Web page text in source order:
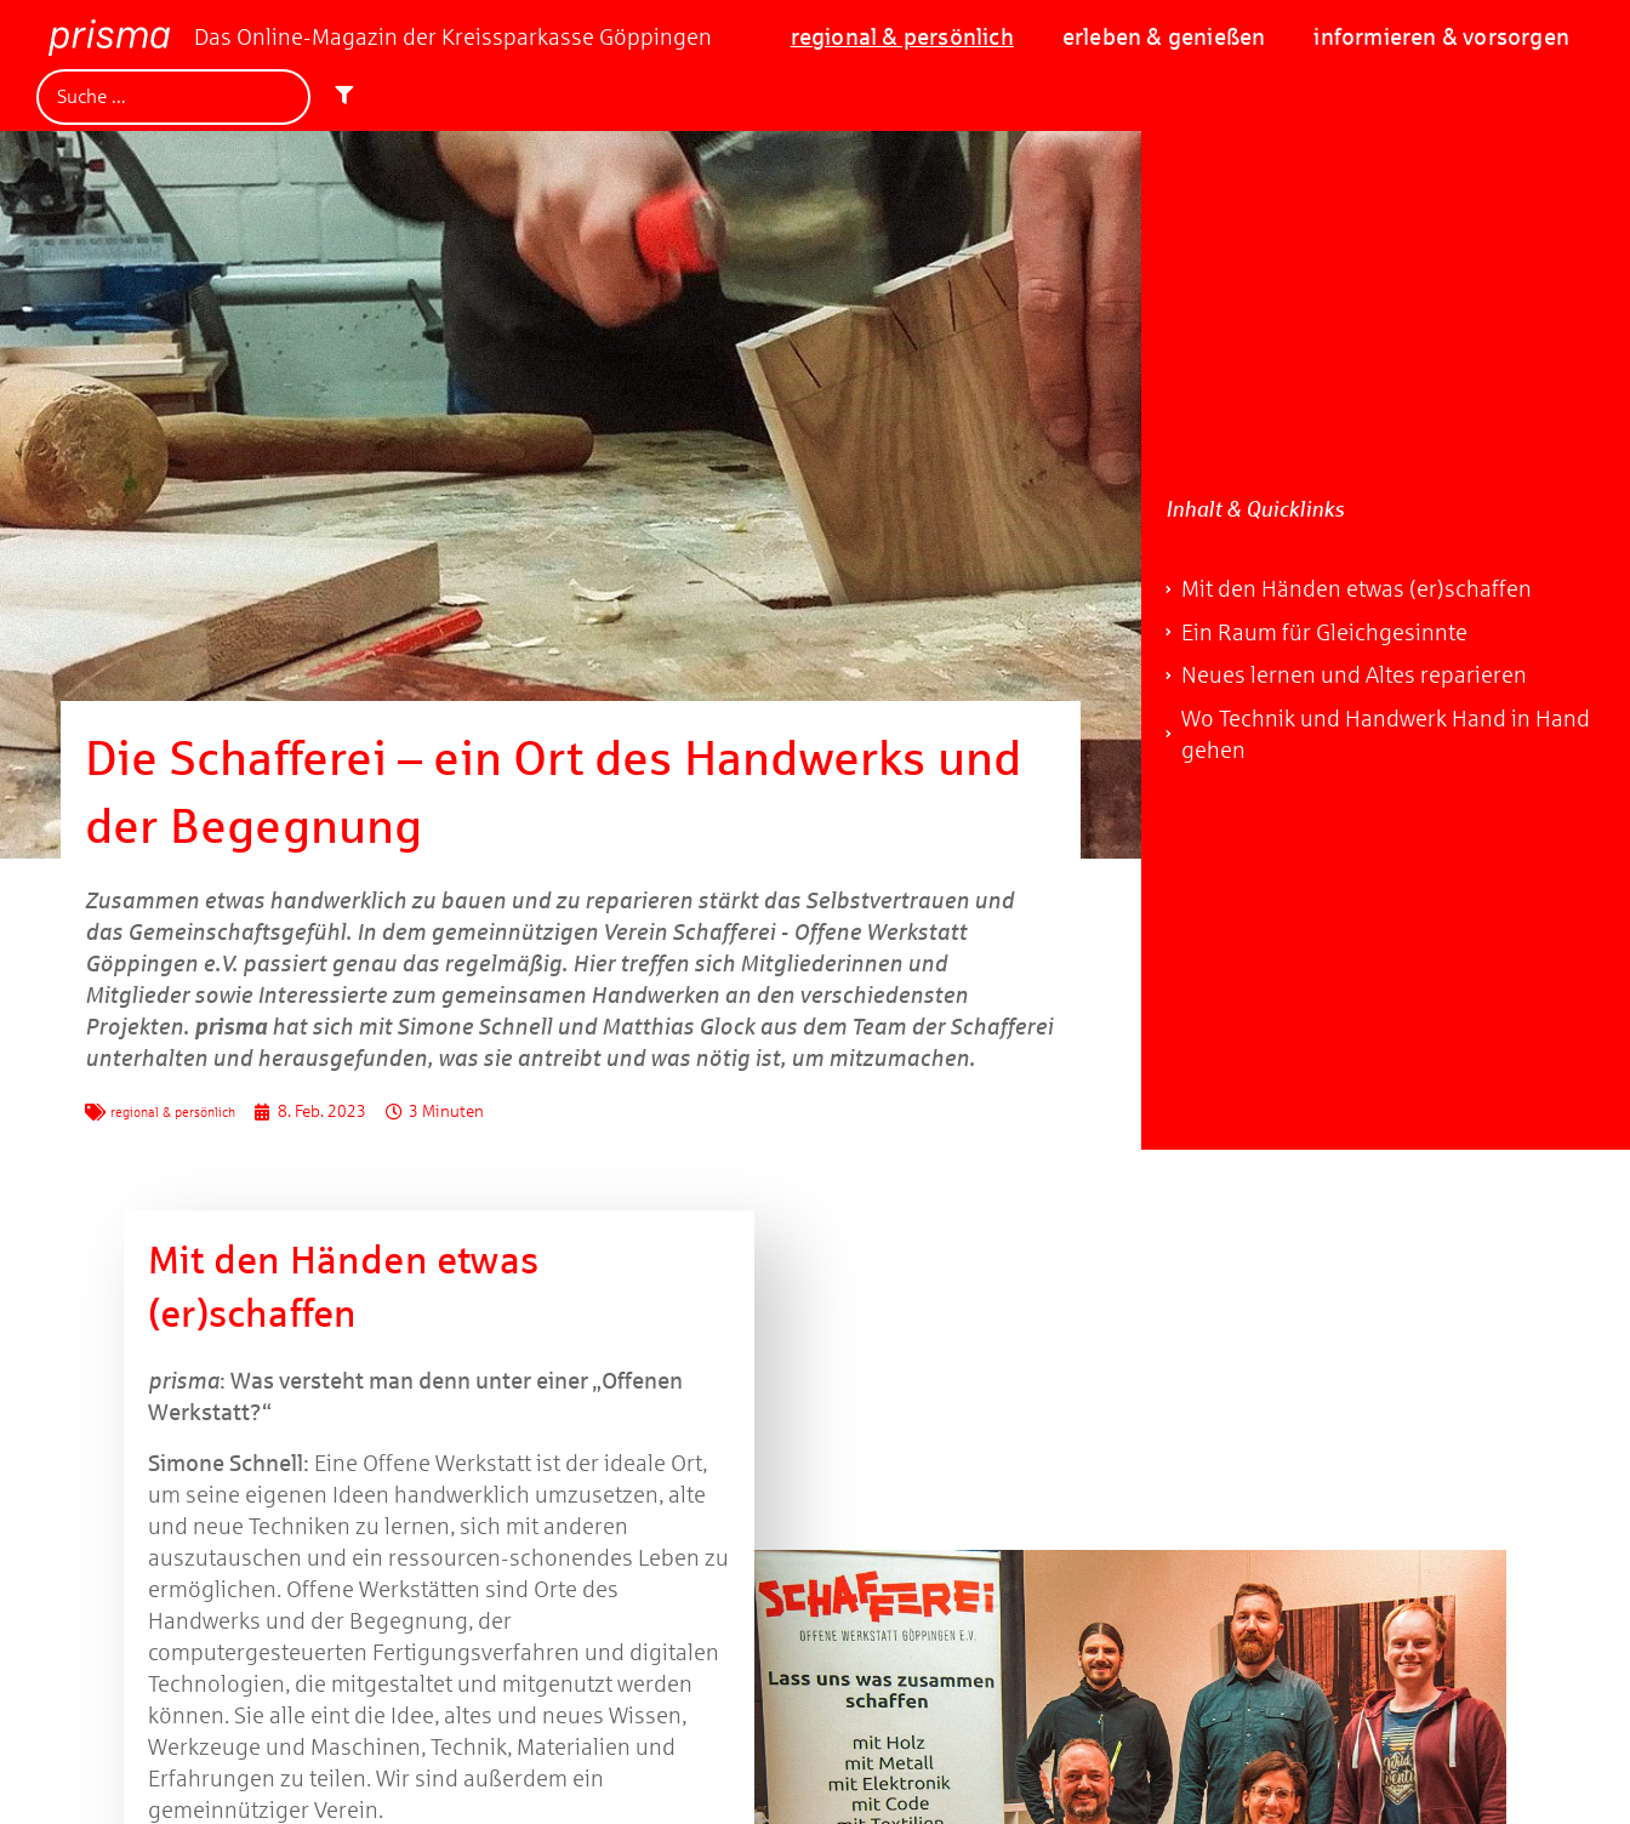
Das Online-Magazin der Kreissparkasse Göppingen regional & persönlich erleben & genießen informieren & vorsorgen
Die Schafferei – ein Ort des Handwerks und
der Begegnung
Zusammen etwas handwerklich zu bauen und zu reparieren stärkt das Selbstvertrauen und
das Gemeinschaftsgefühl. In dem gemeinnützigen Verein Schafferei - Offene Werkstatt
Göppingen e.V. passiert genau das regelmäßig. Hier treffen sich Mitgliederinnen und
Mitglieder sowie Interessierte zum gemeinsamen Handwerken an den verschiedensten
Projekten. prismahat sich mit Simone Schnell und Matthias Glock aus dem Team der Schafferei
unterhalten und herausgefunden, was sie antreibt und was nötig ist, um mitzumachen.
regional & persönlich 8. Feb. 2023 3 Minuten
Inhalt & Quicklinks
Mit den Händen etwas (er)schaffen
Ein Raum für Gleichgesinnte
Neues lernen und Altes reparieren
Wo Technik und Handwerk Hand in Hand
gehen
Mit den Händen etwas
(er)schaffen
prisma: Was versteht man denn unter einer „Offenen
Werkstatt?“
Simone Schnell: Eine Offene Werkstatt ist der ideale Ort,
um seine eigenen Ideen handwerklich umzusetzen, alte
und neue Techniken zu lernen, sich mit anderen
auszutauschen und ein ressourcen-schonendes Leben zu
ermöglichen. Offene Werkstätten sind Orte des
Handwerks und der Begegnung, der
computergesteuerten Fertigungsverfahren und digitalen
Technologien, die mitgestaltet und mitgenutzt werden
können. Sie alle eint die Idee, altes und neues Wissen,
Werkzeuge und Maschinen, Technik, Materialien und
Erfahrungen zu teilen. Wir sind außerdem ein
gemeinnütziger Verein.